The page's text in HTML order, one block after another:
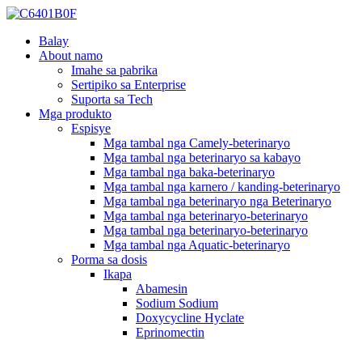
Balay
About namo
Imahe sa pabrika
Sertipiko sa Enterprise
Suporta sa Tech
Mga produkto
Espisye
Mga tambal nga Camely-beterinaryo
Mga tambal nga beterinaryo sa kabayo
Mga tambal nga baka-beterinaryo
Mga tambal nga karnero / kanding-beterinaryo
Mga tambal nga beterinaryo nga Beterinaryo
Mga tambal nga beterinaryo-beterinaryo
Mga tambal nga beterinaryo-beterinaryo
Mga tambal nga Aquatic-beterinaryo
Porma sa dosis
Ikapa
Abamesin
Sodium Sodium
Doxycycline Hyclate
Eprinomectin